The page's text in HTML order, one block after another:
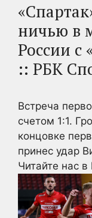
ничью в
России с
:: РБК
Встреча
счетом 1:1.
концовке
принес удар
Читайте нас